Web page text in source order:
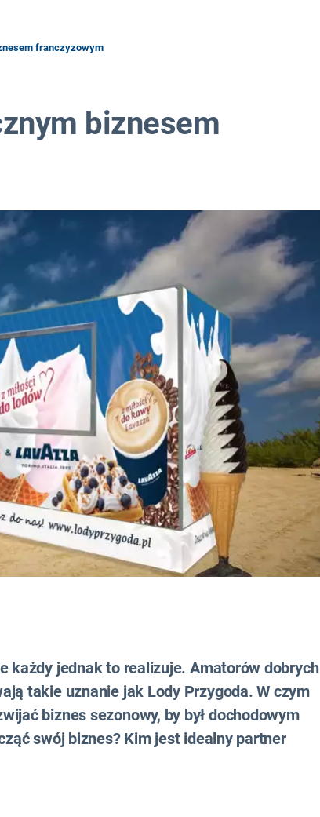
franczyzowym
biznesem
każdy jednak to realizuje. Amatorów dobrych
takie uznanie jak Lody Przygoda. W czym
biznes sezonowy, by był dochodowym
swój biznes? Kim jest idealny partner